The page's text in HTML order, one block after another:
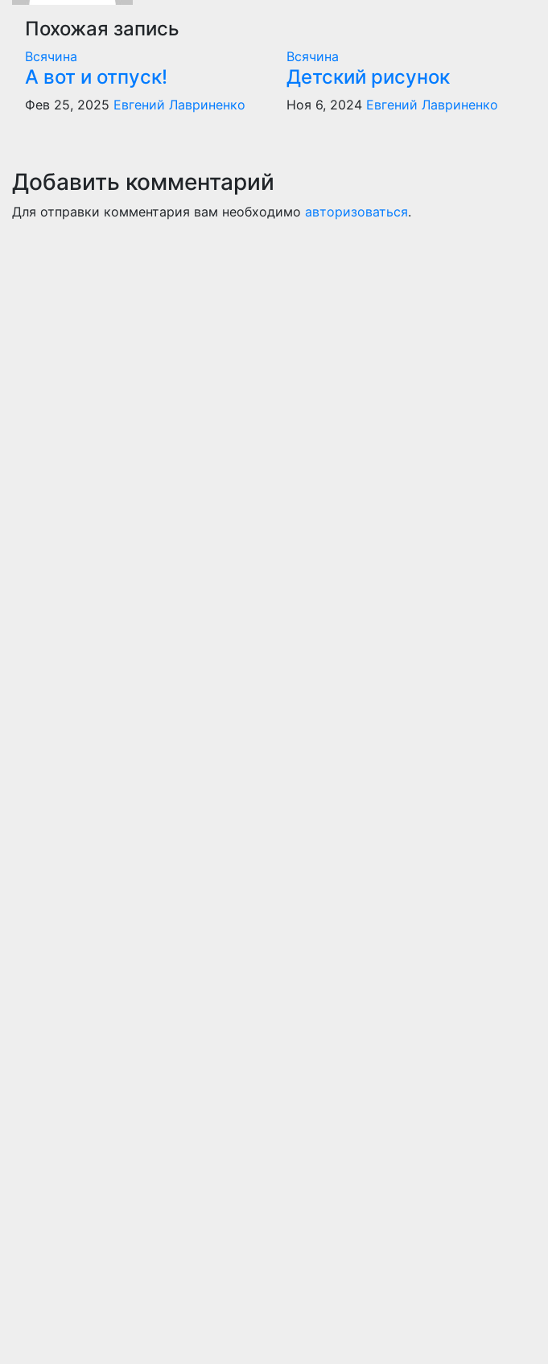
Похожая запись
Всячина
А вот и отпуск!
Фев 25, 2025 Евгений Лавриненко
Всячина
Детский рисунок
Ноя 6, 2024 Евгений Лавриненко
Добавить комментарий
Для отправки комментария вам необходимо авторизоваться.